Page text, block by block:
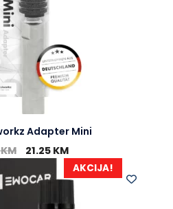
Adapter Mini
KM 21.25 KM
AKCIJA!